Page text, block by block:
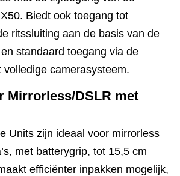
Biedt ook toegang tot
ritssluiting aan de basis van de
standaard toegang via de
volledige camerasysteem.
Mirrorless/DSLR met
Units zijn ideaal voor mirrorless
met batterygrip, tot 15,5 cm
efficiënter inpakken mogelijk,